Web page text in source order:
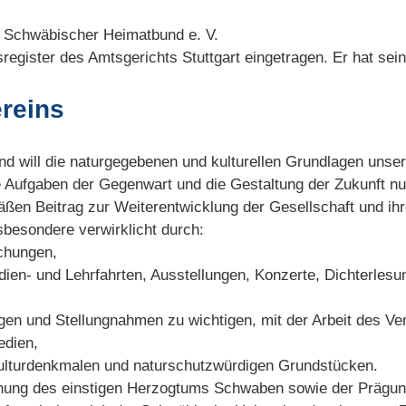
Heimatbund e. V.
des Amtsgerichts Stuttgart eingetragen. Er hat
will die naturgegebenen und kulturellen Grundlagen
der Gegenwart und die Gestaltung der Zukunft
Beitrag zur Weiterentwicklung der Gesellschaft und
verwirklicht durch:
und Lehrfahrten, Ausstellungen, Konzerte,
und Stellungnahmen zu wichtigen, mit der Arbeit des
und naturschutzwürdigen Grundstücken.
des einstigen Herzogtums Schwaben sowie der